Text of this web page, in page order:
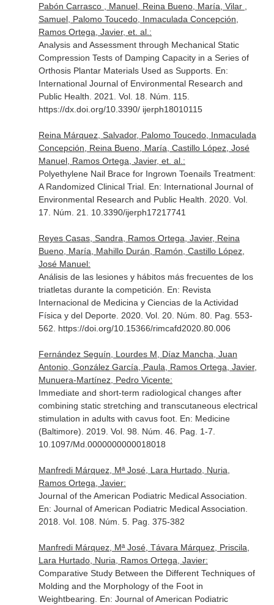
Pabón Carrasco , Manuel, Reina Bueno, María, Vilar ,
Samuel, Palomo Toucedo, Inmaculada Concepción,
Ramos Ortega, Javier, et. al.:
Analysis and Assessment through Mechanical Static
Compression Tests of Damping Capacity in a Series of
Orthosis Plantar Materials Used as Supports. En:
International Journal of Environmental Research and
Public Health . 2021. Vol. 18. Núm. 115.
https://dx.doi.org/10.3390/ ijerph18010115
Reina Márquez, Salvador, Palomo Toucedo, Inmaculada
Concepción, Reina Bueno, María, Castillo López, José
Manuel, Ramos Ortega, Javier, et. al.:
Polyethylene Nail Brace for Ingrown Toenails Treatment:
A Randomized Clinical Trial. En: International Journal of
Environmental Research and Public Health . 2020. Vol.
17. Núm. 21. 10.3390/ijerph17217741
Reyes Casas, Sandra, Ramos Ortega, Javier, Reina
Bueno, María, Mahillo Durán, Ramón, Castillo López,
José Manuel:
Análisis de las lesiones y hábitos más frecuentes de los
triatletas durante la competición. En: Revista
Internacional de Medicina y Ciencias de la Actividad
Física y del Deporte. 2020. Vol. 20. Núm. 80. Pag. 553-
562. https://doi.org/10.15366/rimcafd2020.80.006
Fernández Seguín, Lourdes M, Díaz Mancha, Juan
Antonio, González García, Paula, Ramos Ortega, Javier,
Munuera-Martínez, Pedro Vicente:
Immediate and short-term radiological changes after
combining static stretching and transcutaneous electrical
stimulation in adults with cavus foot. En: Medicine
(Baltimore) . 2019. Vol. 98. Núm. 46. Pag. 1-7.
10.1097/Md.0000000000018018
Manfredi Márquez, Mª José, Lara Hurtado, Nuria,
Ramos Ortega, Javier:
Journal of the American Podiatric Medical Association.
En: Journal of American Podiatric Medical Association
2018. Vol. 108. Núm. 5. Pag. 375-382
Manfredi Márquez, Mª José, Távara Márquez, Priscila,
Lara Hurtado, Nuria, Ramos Ortega, Javier:
Comparative Study Between the Different Techniques of
Molding and the Morphology of the Foot in
Weightbearing. En: Journal of American Podiatric